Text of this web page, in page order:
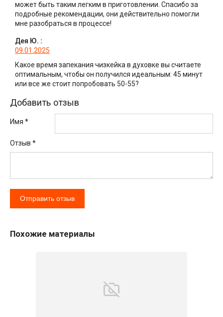
может быть таким легким в приготовлении. Спасибо за
подробные рекомендации, они действительно помогли
мне разобраться в процессе!
Дея Ю. :
09.01.2025
Какое время запекания чизкейка в духовке вы считаете
оптимальным, чтобы он получился идеальным: 45 минут
или все же стоит попробовать 50-55?
Добавить отзыв
Имя *
Отзыв *
Похожие материалы